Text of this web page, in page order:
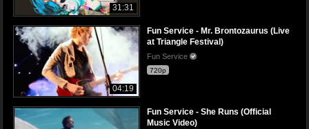
31:31
04:19
Fun Service - Mr. Brontozaurus (Live
at Triangle Festival)
Fun Service
720p
Fun Service - She Runs (Official
Music Video)